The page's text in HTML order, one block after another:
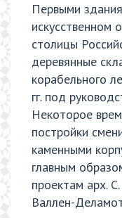
Первыми
искусственном
столицы
деревянные
корабельного
гг. под
Некоторое
постройки
каменными
главным
проектам арх.
Валлен-